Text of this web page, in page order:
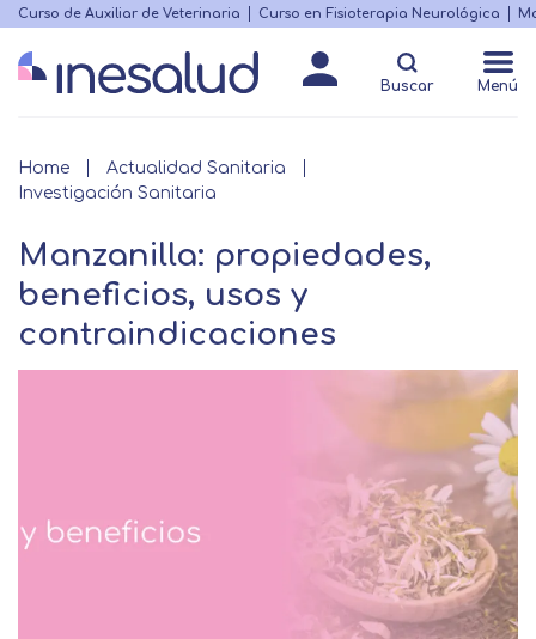
Skip
main
content
Menú
destacado
Curso de Auxiliar de Veterinaria Curso en Fisioterapia Neurológica
Buscar Menú
Breadcrumb
Home
Actualidad Sanitaria
Investigación Sanitaria
Manzanilla: propiedades,
beneficios, usos y
contraindicaciones
Matricularme